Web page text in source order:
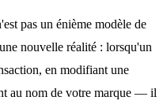
pas un énième modèle de
nouvelle réalité : lorsqu'un
en modifiant une
au nom de votre marque — il